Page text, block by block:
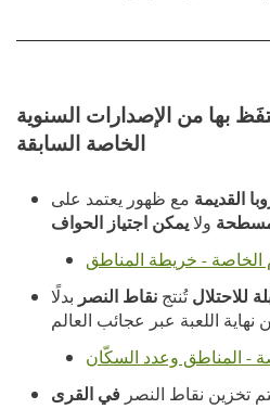
بها من الإصدارات السنوية
الخاصة السابقة
القديمة مع ظهور يعتمد على
ولايمكن اجتياز الحواف
الخاصة - خريطة المناطق
تُنتج نقاط النصر بدلًا
- المناطق وعدد السكّان
تخزين نقاط النصر في القرى